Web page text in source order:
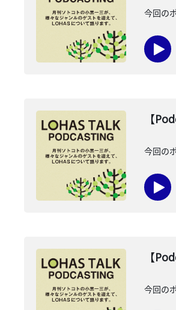
今回の
【
今回の
【
今回の